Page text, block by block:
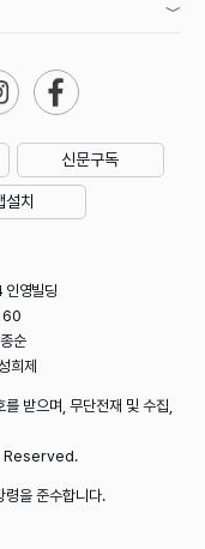
신문구독
설치
인영빌딩
순
희제
받으며, 무단전재 및 수집,
Reserved.
령을 준수합니다.